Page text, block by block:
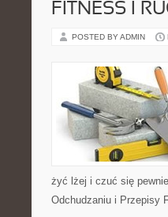
FITNESS I
POSTED BY ADMIN
żyć lżej i czuć się
Odchudzaniu i Przepisy